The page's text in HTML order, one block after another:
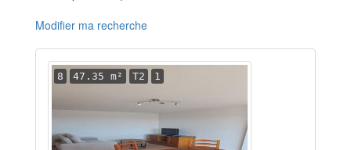
Modifier ma recherche
8 47.35 m² T2 1